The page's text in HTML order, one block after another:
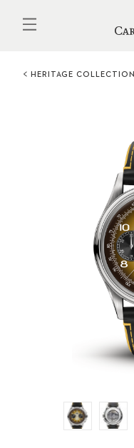
contenu
HERITAGE COLLECTION